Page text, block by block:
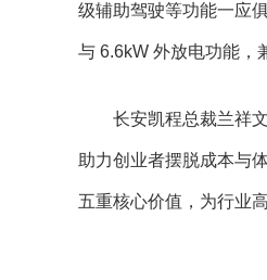
级辅助驾驶等功能一应
与 6.6kW 外放电功能，
长安凯程总裁兰祥
助力创业者摆脱成本与
五重核心价值，为行业